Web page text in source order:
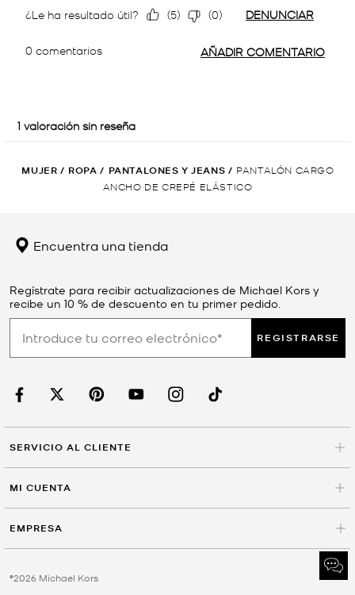
MUJER / ROPA / PANTALONES Y JEANS / PANTALÓN CARGO
ANCHO DE CREPÉ ELÁSTICO
Encuentra una tienda
Regístrate para recibir actualizaciones de Michael Kors y
recibe un 10 % de descuento en tu primer pedido.
REGISTRARSE
SERVICIO AL CLIENTE
MI CUENTA
EMPRESA
©2026 Michael Kors